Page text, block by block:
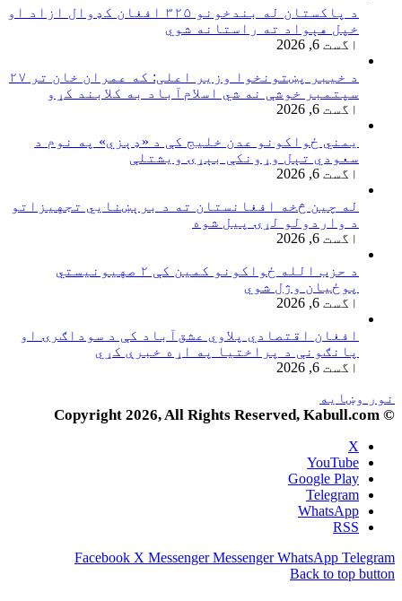
د پاکستان له بندخونو ۳۲۵ افغان کډوال ازاد او
خپل هېواد ته راستانه شوي
اگست 6, 2026
د خیبر پښتونخوا وزیر اعلی: که عمران خان تر ۲۷
سپتمبر خوشې نه شي اسلام‌آباد به کلابند کړو
اگست 6, 2026
یمني ځواکونو عدن خلیج کې د «ډېزي» په نوم د
سعودي تېل وړونکې بېړۍ ویشتلې
اگست 6, 2026
له چین څخه افغانستان ته د برېښنايي تجهیزاتو
د واردولو لړۍ پیل شوه
اگست 6, 2026
د حزب الله ځواکونو کمین کې ۲ صهیونیستي
پوځیان وژل شوي
اگست 6, 2026
افغان اقتصادي پلاوي عشق‌آباد کې د سوداګرۍ او
پانګونې د پراختیا په اړه خبرې کړي
اگست 6, 2026
نور وښایه
© Copyright 2026, All Rights Reserved, Kabull.com
X
YouTube
Google Play
Telegram
WhatsApp
RSS
Facebook X Messenger Messenger WhatsApp Telegram
Back to top button